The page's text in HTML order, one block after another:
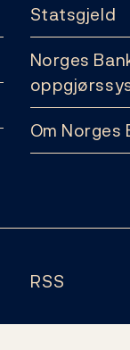
Statsgjeld
Norges
Om Norges
RSS